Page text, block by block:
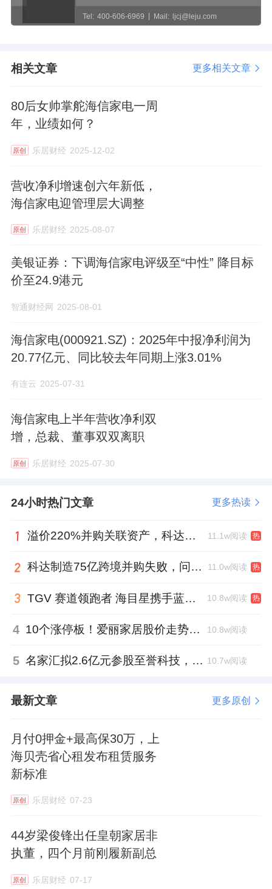
Tel: 400-606-6969 Mail: ljcj@leju.com
相关文章 更多相关文章
80后女帅掌舵海信家电一周
年，业绩如何？
原创 乐居财经 2025-12-02
营收净利增速创六年新低，
海信家电迎管理层大调整
原创 乐居财经 2025-08-07
美银证券：下调海信家电评级至“中性” 降目标
价至24.9港元
智通财经网 2025-08-01
海信家电(000921.SZ)：2025年中报净利润为
20.77亿元、同比较去年同期上涨3.01%
有连云 2025-07-31
海信家电上半年营收净利双
增，总裁、董事双双离职
原创 乐居财经 2025-07-30
24小时热门文章 更多热读
溢价220%并购关联资产，科达制造近75亿元重组被否 11.1w阅读 热
科达制造75亿跨境并购失败，问题出在哪一关？ 11.0w阅读 热
TGV 赛道领跑者 海目星携手蓝思科技掘金先进封装 10.8w阅读 热
4 10个涨停板！爱丽家居股价走势有点狂 10.8w阅读
5 名家汇拟2.6亿元参股至誉科技，跨界布局工业级固态存储 10.7w阅读
最新文章 更多原创
月付0押金+最高保30万，上
海贝壳省心租发布租赁服务
新标准
原创 乐居财经 07-23
44岁梁俊锋出任皇朝家居非
执董，四个月前刚履新副总
原创 乐居财经 07-17